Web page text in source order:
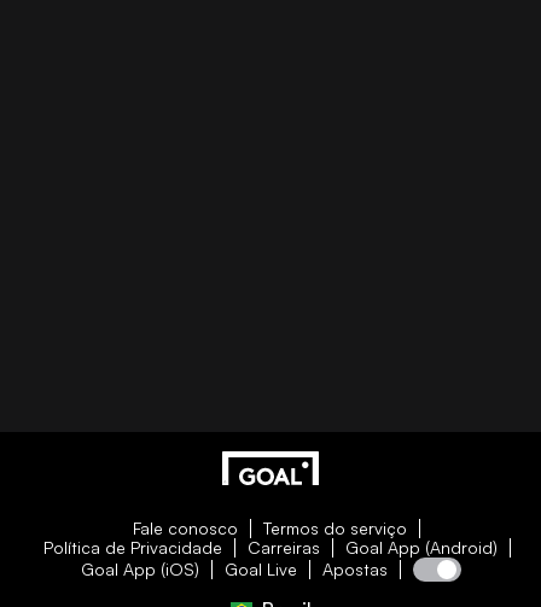
Fale conosco
Termos do serviço
Política de Privacidade
Carreiras
Goal App (Android)
Goal App (iOS)
Goal Live Apostas